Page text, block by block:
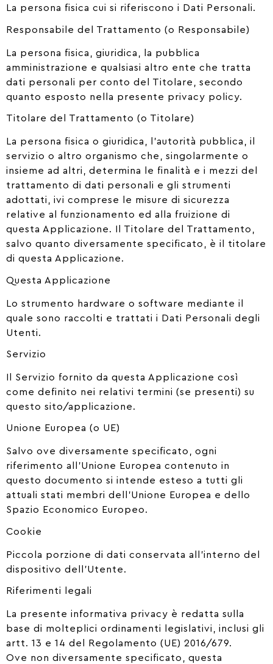
La persona fisica cui si riferiscono i Dati Personali.
Responsabile del Trattamento (o Responsabile)
La persona fisica, giuridica, la pubblica
amministrazione e qualsiasi altro ente che tratta
dati personali per conto del Titolare, secondo
quanto esposto nella presente privacy policy.
Titolare del Trattamento (o Titolare)
La persona fisica o giuridica, l’autorità pubblica, il
servizio o altro organismo che, singolarmente o
insieme ad altri, determina le finalità e i mezzi del
trattamento di dati personali e gli strumenti
adottati, ivi comprese le misure di sicurezza
relative al funzionamento ed alla fruizione di
questa Applicazione. Il Titolare del Trattamento,
salvo quanto diversamente specificato, è il titolare
di questa Applicazione.
Questa Applicazione
Lo strumento hardware o software mediante il
quale sono raccolti e trattati i Dati Personali degli
Utenti.
Servizio
Il Servizio fornito da questa Applicazione così
come definito nei relativi termini (se presenti) su
questo sito/applicazione.
Unione Europea (o UE)
Salvo ove diversamente specificato, ogni
riferimento all’Unione Europea contenuto in
questo documento si intende esteso a tutti gli
attuali stati membri dell’Unione Europea e dello
Spazio Economico Europeo.
Cookie
Piccola porzione di dati conservata all’interno del
dispositivo dell’Utente.
Riferimenti legali
La presente informativa privacy è redatta sulla
base di molteplici ordinamenti legislativi, inclusi gli
artt. 13 e 14 del Regolamento (UE) 2016/679.
Ove non diversamente specificato, questa